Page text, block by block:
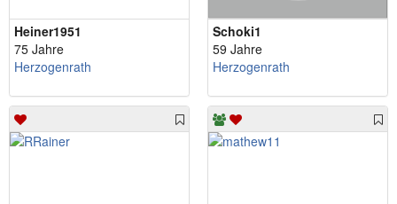
Heiner1951
75 Jahre
Herzogenrath
Schoki1
59 Jahre
Herzogenrath